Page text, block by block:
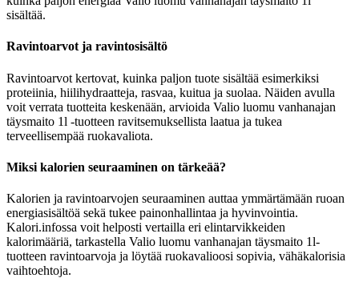
sisältää.
Ravintoarvot ja ravintosisältö
Ravintoarvot kertovat, kuinka paljon tuote sisältää esimerkiksi
proteiinia, hiilihydraatteja, rasvaa, kuitua ja suolaa. Näiden avulla
voit verrata tuotteita keskenään, arvioida Valio luomu vanhanajan
täysmaito 1l -tuotteen ravitsemuksellista laatua ja tukea
terveellisempää ruokavaliota.
Miksi kalorien seuraaminen on tärkeää?
Kalorien ja ravintoarvojen seuraaminen auttaa ymmärtämään ruoan
energiasisältöä sekä tukee painonhallintaa ja hyvinvointia.
Kalori.infossa voit helposti vertailla eri elintarvikkeiden
kalorimääriä, tarkastella Valio luomu vanhanajan täysmaito 1l-
tuotteen ravintoarvoja ja löytää ruokavalioosi sopivia, vähäkalorisia
vaihtoehtoja.